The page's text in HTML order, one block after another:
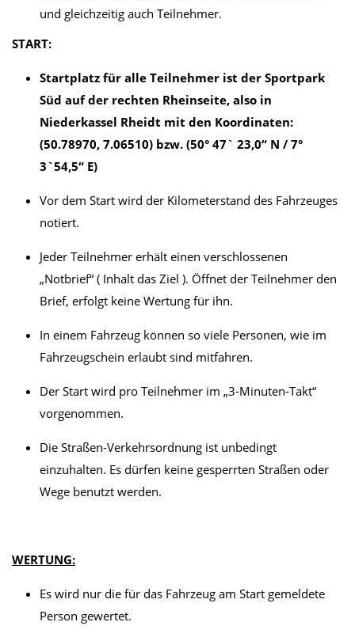
und gleichzeitig auch Teilnehmer.
START:
Startplatz für alle Teilnehmer ist der Sportpark
Süd auf der rechten Rheinseite, also in
Niederkassel Rheidt mit den Koordinaten:
(50.78970, 7.06510) bzw. (50° 47` 23,0“ N / 7°
3`54,5“ E)
Vor dem Start wird der Kilometerstand des Fahrzeuges
notiert.
Jeder Teilnehmer erhält einen verschlossenen
„Notbrief“ ( Inhalt das Ziel ). Öffnet der Teilnehmer den
Brief, erfolgt keine Wertung für ihn.
In einem Fahrzeug können so viele Personen, wie im
Fahrzeugschein erlaubt sind mitfahren.
Der Start wird pro Teilnehmer im „3-Minuten-Takt“
vorgenommen.
Die Straßen-Verkehrsordnung ist unbedingt
einzuhalten. Es dürfen keine gesperrten Straßen oder
Wege benutzt werden.
WERTUNG:
Es wird nur die für das Fahrzeug am Start gemeldete
Person gewertet.